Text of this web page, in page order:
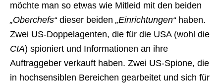
möchte man so etwas wie Mitleid mit den beiden
„Oberchefs“dieser beiden „Einrichtungen“haben.
Zwei US-Doppelagenten, die für die USA (wohl die
CIA) spioniert und Informationen an ihre
Auftraggeber verkauft haben. Zwei US-Spione, die
in hochsensiblen Bereichen gearbeitet und sich für